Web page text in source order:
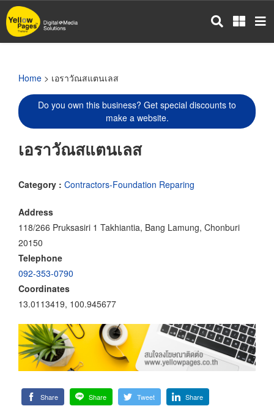
Skip
to
main
Home > เอราวัณสแตนเลส
Do you own this business? Get special discounts to
make a website.
เอราวัณสแตนเลส
Category : Contractors-Foundation Reparing
Address
118/266 Pruksasiri 1 Takhiantia, Bang Lamung, Chonburi
20150
Telephone
092-353-0790
Coordinates
13.0113419, 100.945677
Share Share Tweet Share